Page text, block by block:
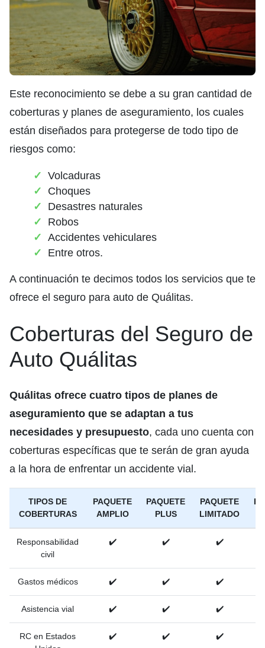
Este reconocimiento se debe a su gran cantidad de
coberturas y planes de aseguramiento, los cuales
están diseñados para protegerse de todo tipo de
riesgos como:
Volcaduras
Choques
Desastres naturales
Robos
Accidentes vehiculares
Entre otros.
A continuación te decimos todos los servicios que te
ofrece el seguro para auto de Quálitas.
Coberturas del Seguro de
Auto Quálitas
Quálitas ofrece cuatro tipos de planes de
aseguramiento que se adaptan a tus
necesidades y presupuesto, cada uno cuenta con
coberturas específicas que te serán de gran ayuda
a la hora de enfrentar un accidente vial.
TIPOS DE
COBERTURAS
PAQUETE
AMPLIO
PAQUETE
PLUS
PAQUETE
LIMITADO
Responsabilidad
civil
✔️ ✔️ ✔️
Gastos médicos ✔️ ✔️ ✔️
Asistencia vial ✔️ ✔️ ✔️
RC en Estados
✔️ ✔️ ✔️